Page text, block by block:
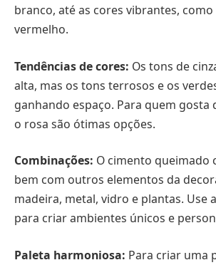
branco, até as cores vibrantes, como
vermelho.
Tendências de cores: Os tons de
alta, mas os tons terrosos e os
ganhando espaço. Para quem gosta
o rosa são ótimas opções.
Combinações: O cimento queimado
bem com outros elementos da
madeira, metal, vidro e plantas. Use
para criar ambientes únicos e
Paleta harmoniosa: Para criar uma